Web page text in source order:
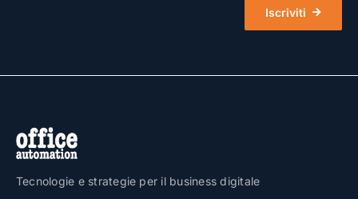
Iscriviti
Tecnologie e strategie per il business digitale